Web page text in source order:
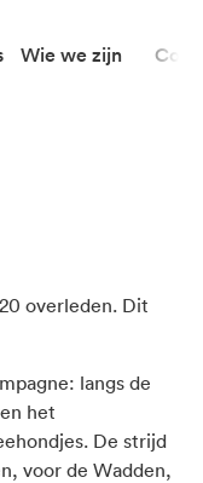
Wie we zijn
overleden. Dit
langs de
het
De strijd
voor de Wadden,